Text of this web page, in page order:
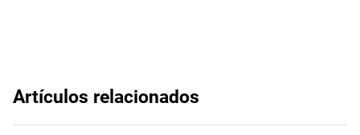
Artículos relacionados